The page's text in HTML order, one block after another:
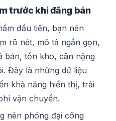
trước khi đăng bán
đầu tiên, bạn nên
rõ nét, mô tả ngắn gọn,
bán, tồn kho, cân nặng
Đây là những dữ liệu
khả năng hiển thị, trải
vận chuyển.
nên phóng đại công